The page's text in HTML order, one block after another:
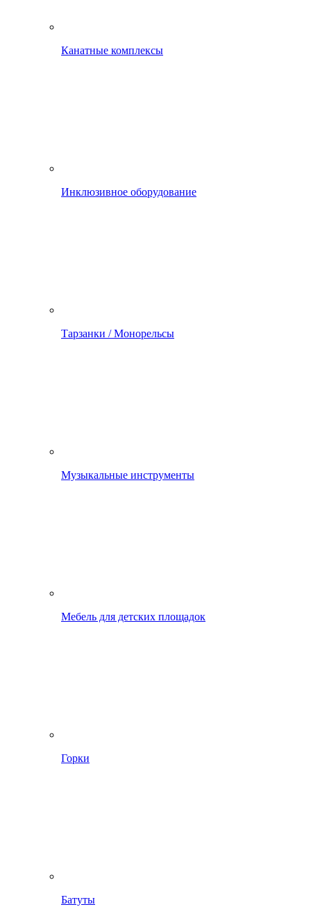
Канатные комплексы
Инклюзивное оборудование
Тарзанки / Монорельсы
Музыкальные инструменты
Мебель для детских площадок
Горки
Батуты